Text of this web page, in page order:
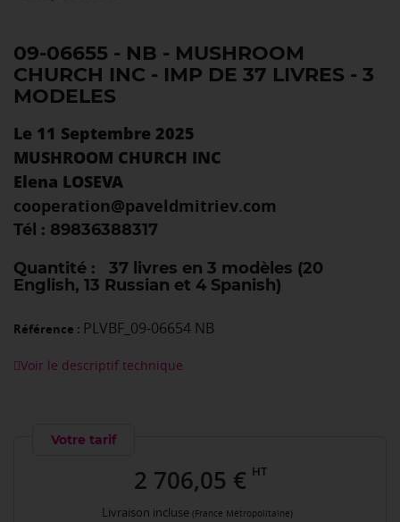
09-06655 - NB - MUSHROOM
CHURCH INC - IMP DE 37 LIVRES - 3
MODELES
Le 11 Septembre 2025
MUSHROOM CHURCH INC
Elena LOSEVA
cooperation@paveldmitriev.com
Tél : 89836388317
Quantité : 37 livres en 3 modèles (20
English, 13 Russian et 4 Spanish)
Référence : PLVBF_09-06654 NB
Voir le descriptif technique
Votre tarif
2 706,05 € HT
Livraison incluse (France Métropolitaine)